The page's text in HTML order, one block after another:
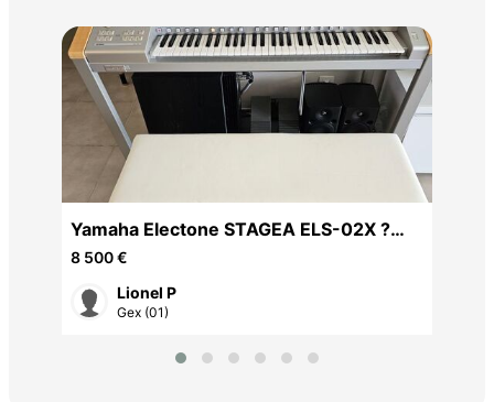
Yamaha Electone STAGEA ELS-02X ?
Orgue Professionnel
8 500 €
Lionel P
Gex (01)